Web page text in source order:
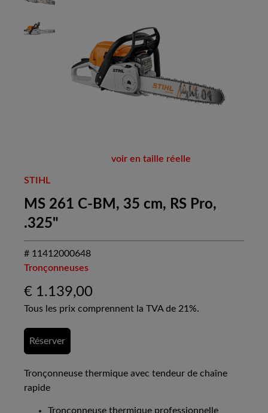
voir en taille réelle
STIHL
MS 261 C-BM, 35 cm, RS Pro,
.325"
# 11412000648
Tronçonneuses
€ 1.139,00
Tous les prix comprennent la TVA de 21%.
Réserver
Tronçonneuse thermique avec tendeur de chaîne
rapide
Tronçonneuse thermique professionnelle